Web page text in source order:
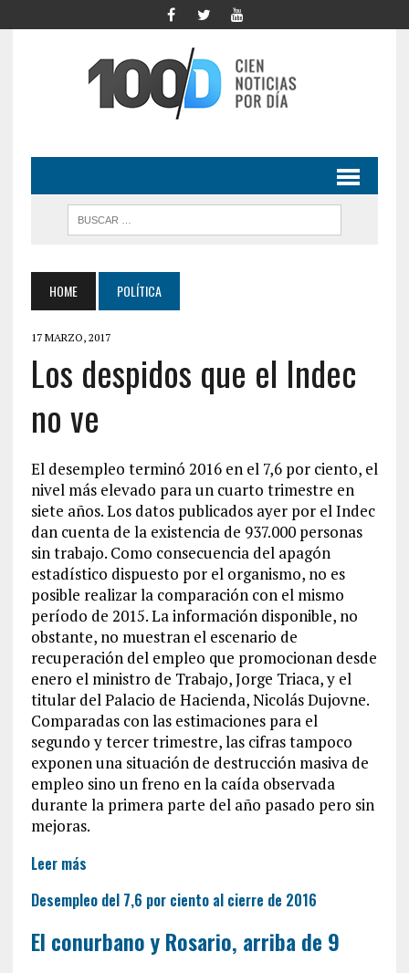
HOME POLÍTICA
17 MARZO, 2017
Los despidos que el Indec
no ve
El desempleo terminó 2016 en el 7,6 por ciento, el
nivel más elevado para un cuarto trimestre en
siete años. Los datos publicados ayer por el Indec
dan cuenta de la existencia de 937.000 personas
sin trabajo. Como consecuencia del apagón
estadístico dispuesto por el organismo, no es
posible realizar la comparación con el mismo
período de 2015. La información disponible, no
obstante, no muestran el escenario de
recuperación del empleo que promocionan desde
enero el ministro de Trabajo, Jorge Triaca, y el
titular del Palacio de Hacienda, Nicolás Dujovne.
Comparadas con las estimaciones para el
segundo y tercer trimestre, las cifras tampoco
exponen una situación de destrucción masiva de
empleo sino un freno en la caída observada
durante la primera parte del año pasado pero sin
mejoras.
Leer más
Desempleo del 7,6 por ciento al cierre de 2016
El conurbano y Rosario, arriba de 9